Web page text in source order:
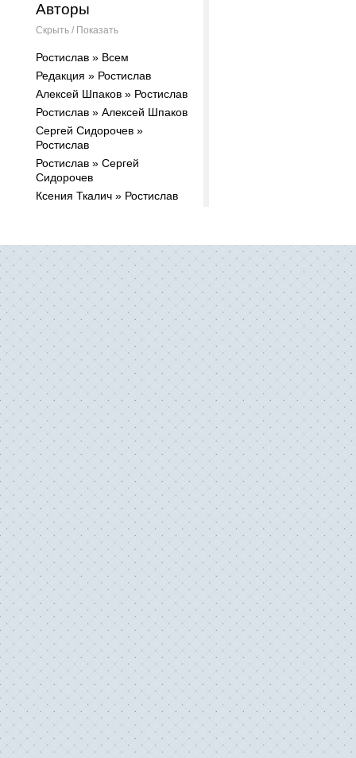
Авторы
Скрыть / Показать
Ростислав » Всем
Редакция » Ростислав
Алексей Шпаков » Ростислав
Ростислав » Алексей Шпаков
Cергей Сидорочев »
Ростислав
Ростислав » Cергей
Сидорочев
Ксения Ткалич » Ростислав